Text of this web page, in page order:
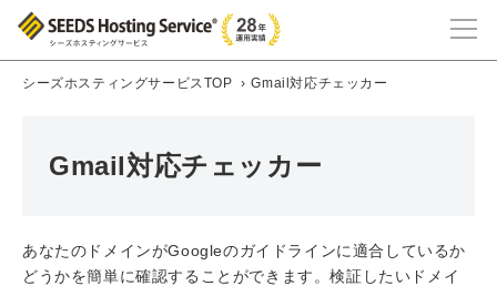
シーズホスティングサービスTOP › Gmail対応チェッカー
Gmail対応チェッカー
あなたのドメインがGoogleのガイドラインに適合しているか
どうかを簡単に確認することができます。検証したいドメイ